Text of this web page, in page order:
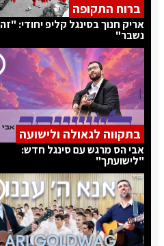
ברוח התקופה
אריק חנוך בסינגל קליפ יחודי: "זה
נשבר"
בתקווה לגאולה ולישועה
אבי הס מרגש עם סינגל חדש:
"לישועתך"